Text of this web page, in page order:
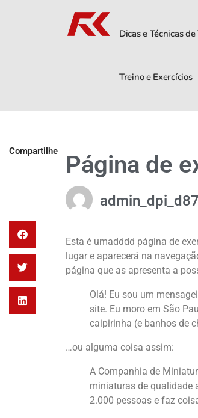
Dicas e Técnicas
Treino e Exercícios
Compartilhe Página de
Esta é umadddd página de
lugar e aparecerá na
página que as apresenta a
Olá! Eu sou um
site. Eu moro em São
caipirinha (e banhos de
…ou alguma coisa assim:
A Companhia de
miniaturas de qualidade
2.000 pessoas e faz